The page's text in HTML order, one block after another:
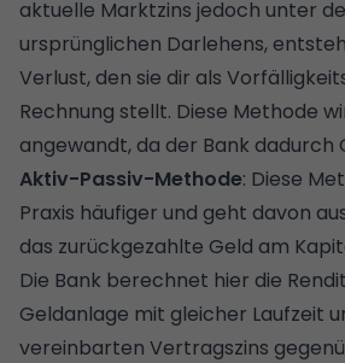
aktuelle Marktzins jedoch unter
ursprünglichen Darlehens,
Verlust, den sie dir als
Rechnung stellt. Diese Methode
angewandt, da der Bank dadurch
Aktiv-Passiv-Methode: Diese
Praxis häufiger und geht davon
das zurückgezahlte Geld am
Die Bank berechnet hier die
Geldanlage mit gleicher Laufzeit
vereinbarten Vertragszins